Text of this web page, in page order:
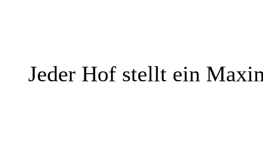
Jeder Hof stellt ein